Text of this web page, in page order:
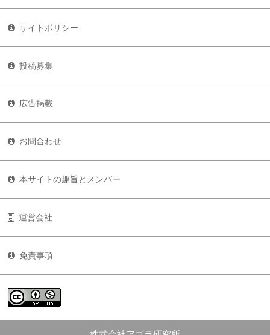
サイトポリシー
投稿募集
広告掲載
お問合わせ
本サイトの趣旨とメンバー
運営会社
免責事項